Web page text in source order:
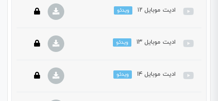
این بخش خصوصی می باشد. برای دسترسی کامل به دروس این
ادیت موبایل ۱۲ ویدئو
این بخش خصوصی می باشد. برای دسترسی کامل به دروس این
ادیت موبایل ۱۳ ویدئو
این بخش خصوصی می باشد. برای دسترسی کامل به دروس این
ادیت موبایل ۱۴ ویدئو